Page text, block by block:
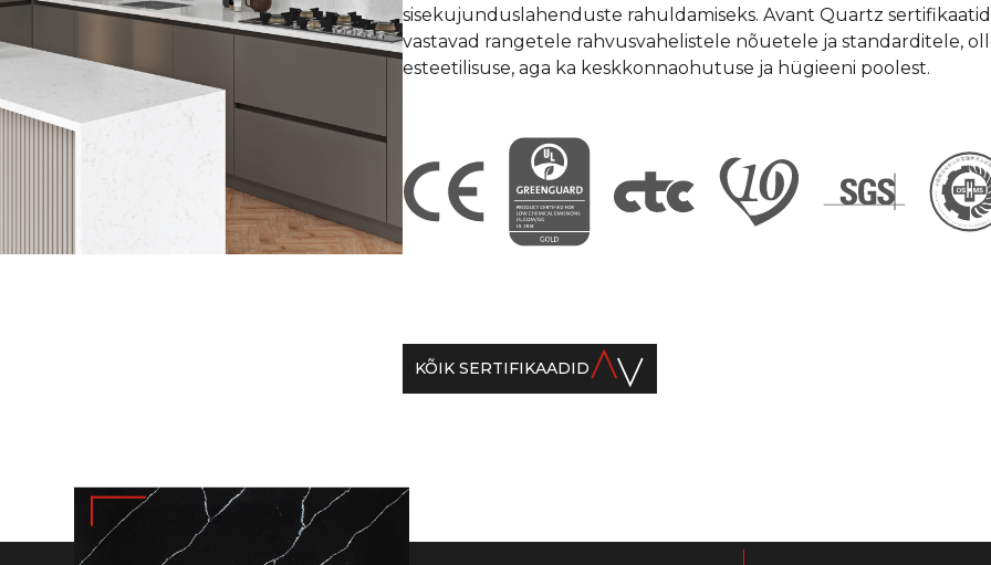
sisekujunduslahenduste rahuldamiseks. Avant Quartz
vastavad rangetele rahvusvahelistele nõuetele ja standarditele,
esteetilisuse, aga ka keskkonnaohutuse ja hügieeni poolest.
KÕIK SERTIFIKAADID